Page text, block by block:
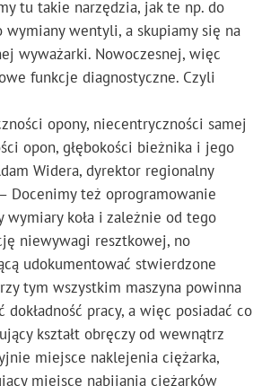
tu takie narzędzia, jak te np. do
wymiany wentyli, a skupiamy się na
wyważarki. Nowoczesnej, więc
funkcje diagnostyczne. Czyli
opony, niecentryczności samej
opon, głębokości bieżnika i jego
Widera, dyrektor regionalny
Docenimy też oprogramowanie
wymiary koła i zależnie od tego
niewywagi resztkowej, no
udokumentować stwierdzone
tym wszystkim maszyna powinna
dokładność pracy, a więc posiadać co
kształt obręczy od wewnątrz
miejsce naklejenia ciężarka,
miejsce nabijania ciężarków